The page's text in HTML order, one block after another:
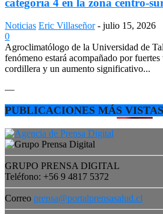
Noticias Eric Villaseñor - julio 15, 2026
0
Agroclimatólogo de la Universidad de
fenómeno estará acompañado por
cordillera y un aumento significativo...
—
PUBLICACIONES MÁS VISTAS
GRUPO PRENSA DIGITAL
Teléfono: +56 9 4817 5372
Correo prensa@portalprensasalud.cl